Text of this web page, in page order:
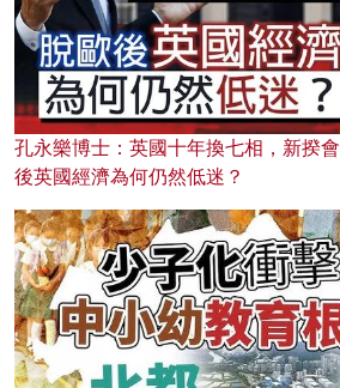
孔永樂博士：英國十年換七相，新揆
後英國經濟為何仍然低迷？